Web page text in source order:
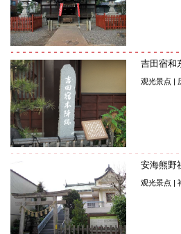
吉田宿和
观光景点 |
安海熊野
观光景点 |